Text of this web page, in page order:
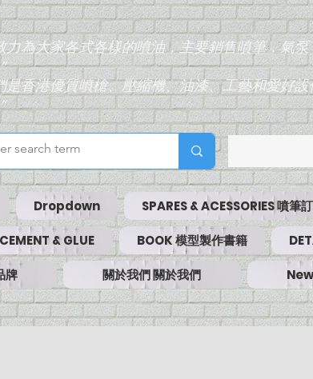
力為大家各式各樣的噴油，主要銷售噴筆，氣
是香港優質噴槍、壓縮機、油漆、工藝和愛好
Dropdown SPARES & ACESSORIES 噴筆
CEMENT & GLUE BOOK 模型製作書籍
牌 關於我們 關於我們